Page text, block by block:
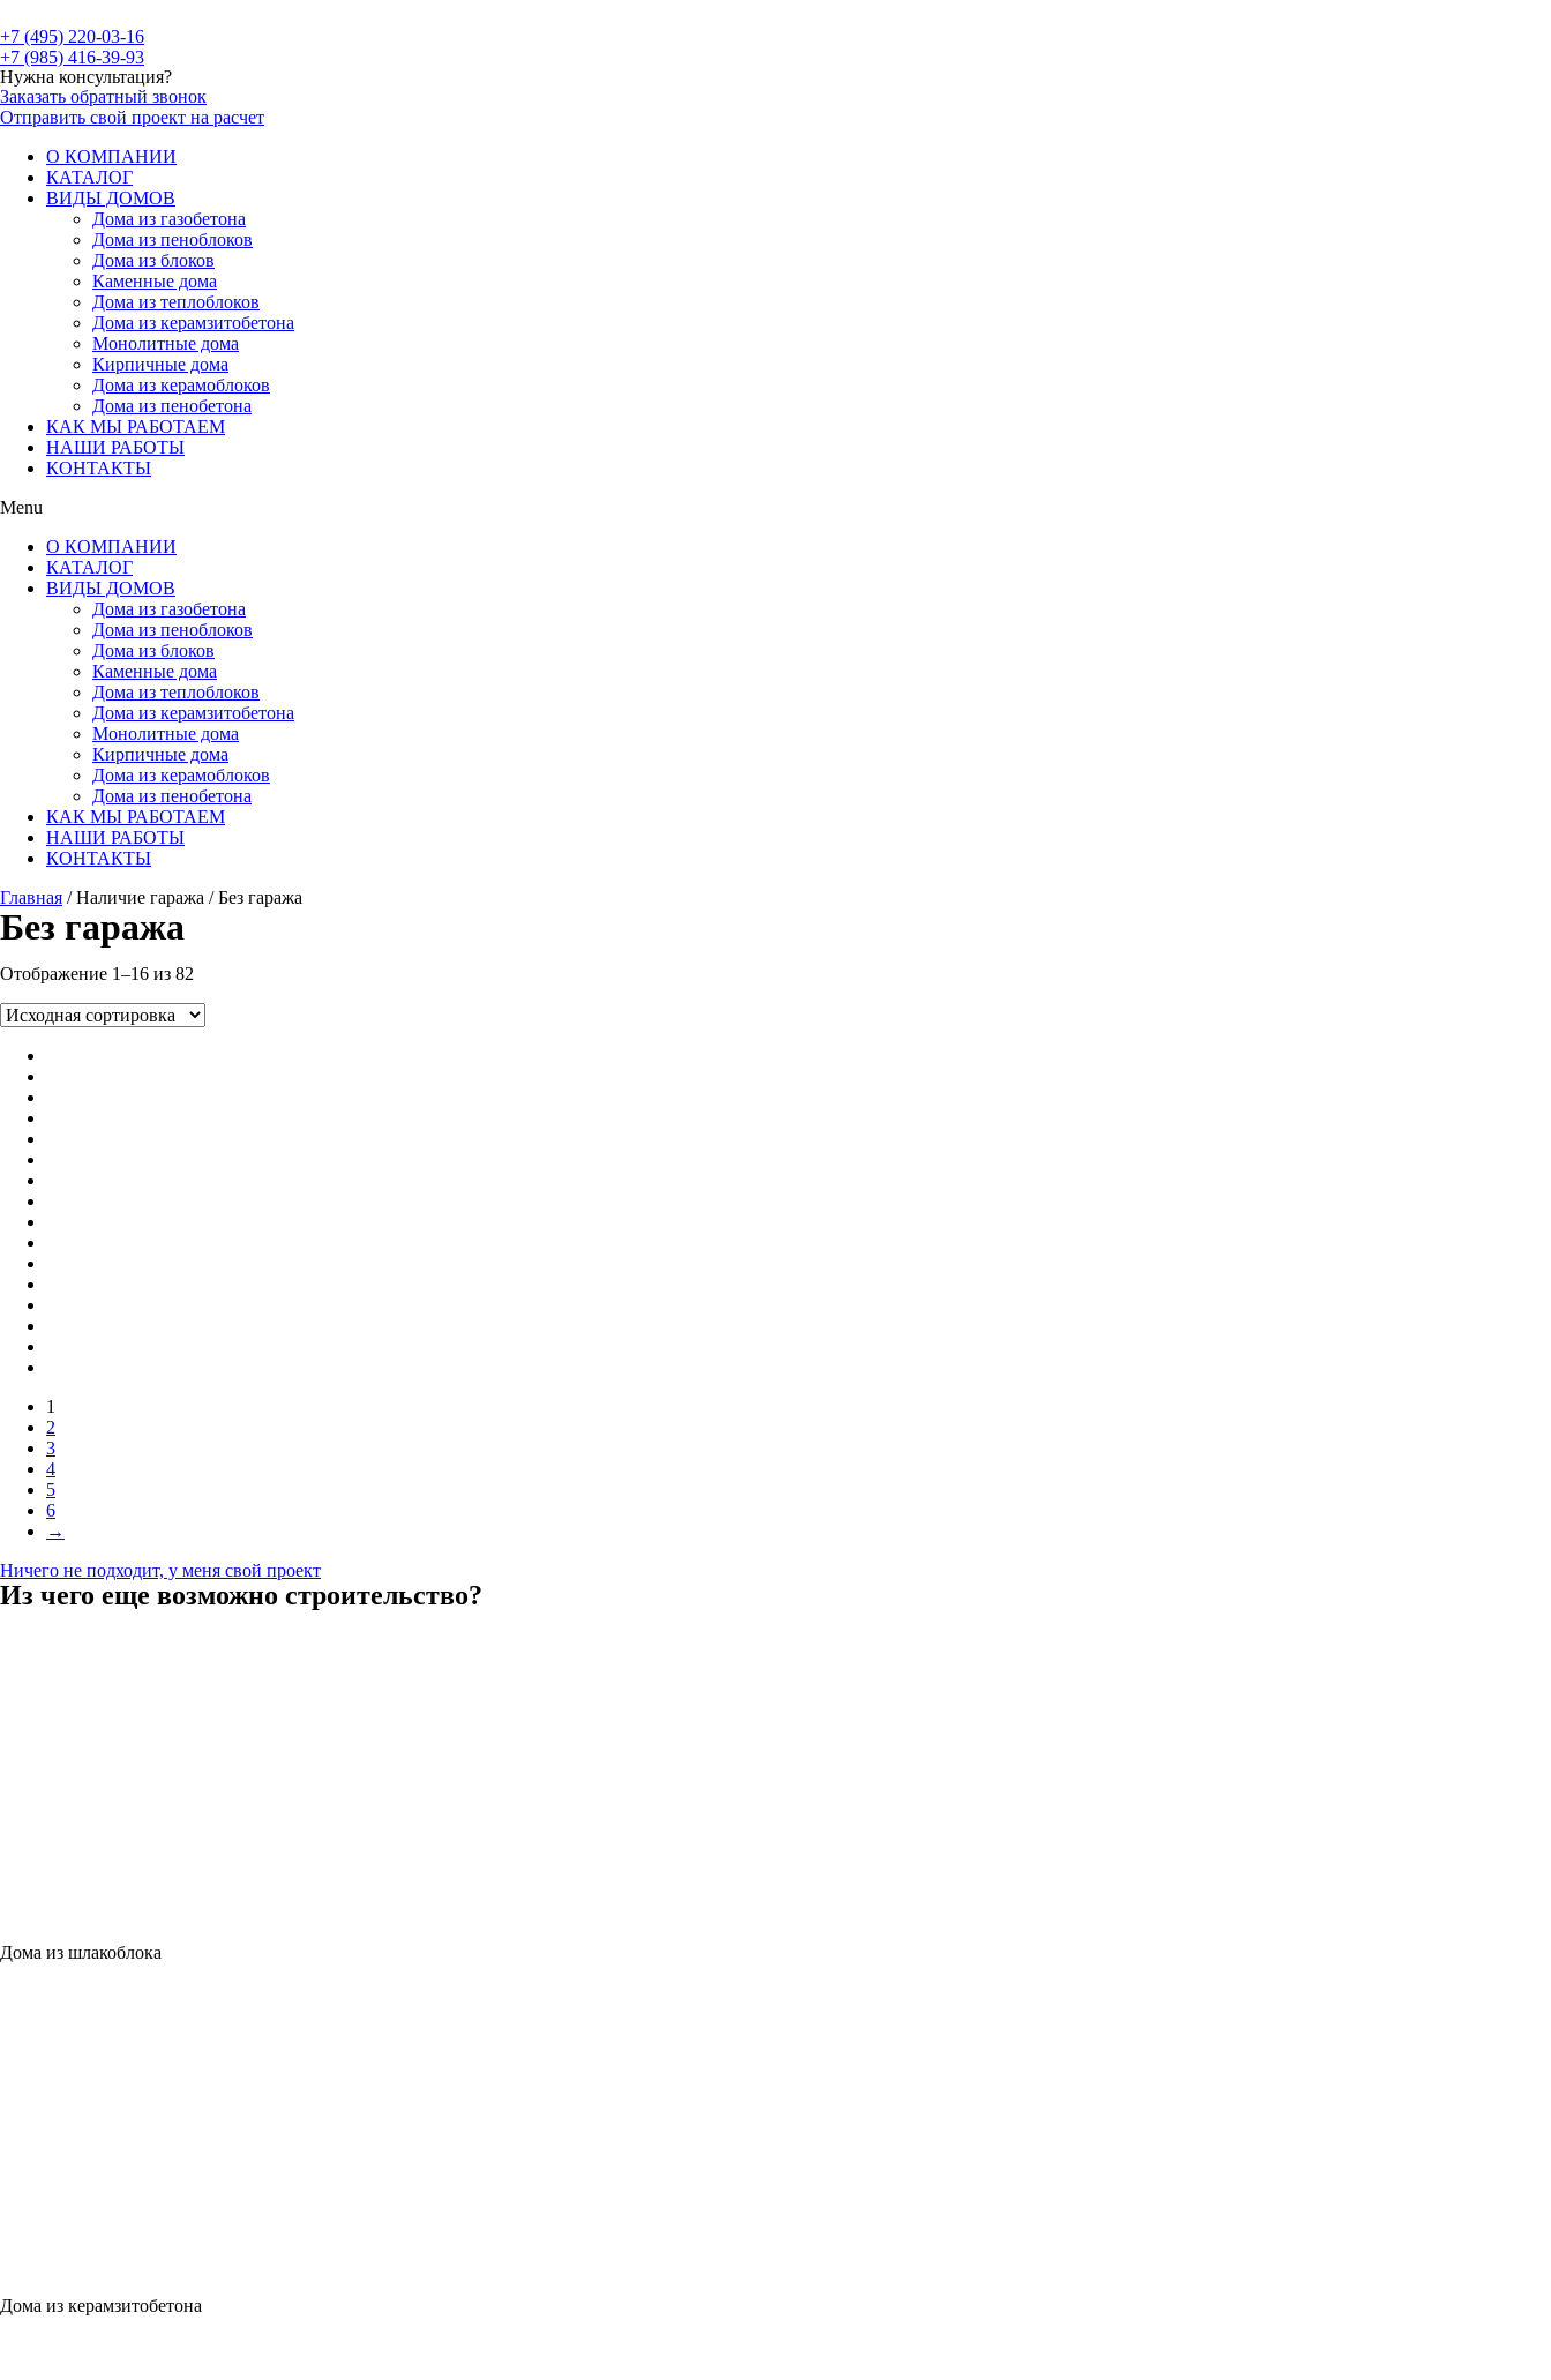
+7 (495) 220-03-16
+7 (985) 416-39-93
Нужна консультация?
Заказать обратный звонок
Отправить свой проект на расчет
О КОМПАНИИ
КАТАЛОГ
ВИДЫ ДОМОВ
Дома из газобетона
Дома из пеноблоков
Дома из блоков
Каменные дома
Дома из теплоблоков
Дома из керамзитобетона
Монолитные дома
Кирпичные дома
Дома из керамоблоков
Дома из пенобетона
КАК МЫ РАБОТАЕМ
НАШИ РАБОТЫ
КОНТАКТЫ
Menu
О КОМПАНИИ
КАТАЛОГ
ВИДЫ ДОМОВ
Дома из газобетона
Дома из пеноблоков
Дома из блоков
Каменные дома
Дома из теплоблоков
Дома из керамзитобетона
Монолитные дома
Кирпичные дома
Дома из керамоблоков
Дома из пенобетона
КАК МЫ РАБОТАЕМ
НАШИ РАБОТЫ
КОНТАКТЫ
Главная / Наличие гаража / Без гаража
Без гаража
Отображение 1–16 из 82
1
2
3
4
5
6
→
Ничего не подходит, у меня свой проект
Из чего еще возможно строительство?
Дома из шлакоблока
Дома из керамзитобетона